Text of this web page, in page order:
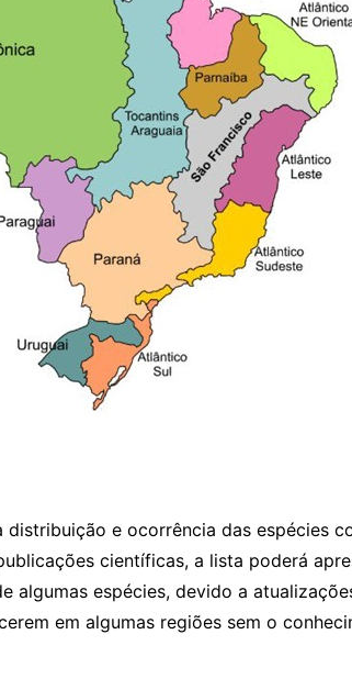
distribuição e ocorrência das espécies
científicas, a lista poderá
algumas espécies, devido a
em algumas regiões sem o